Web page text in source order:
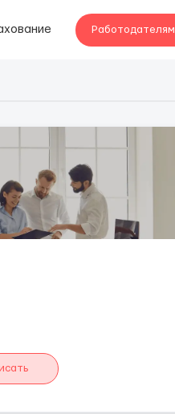
Работодателям